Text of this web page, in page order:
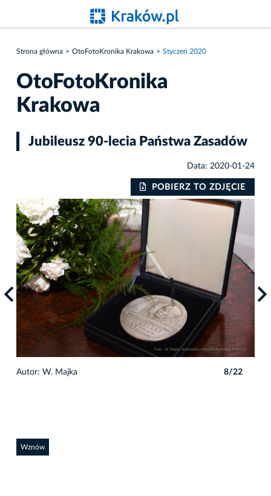
Strona główna OtoFotoKronika Krakowa Styczeń 2020
OtoFotoKronika
Krakowa
Jubileusz 90-lecia Państwa Zasadów
Data: 2020-01-24
POBIERZ TO ZDJĘCIE
Autor: W. Majka 8/22
Wznów